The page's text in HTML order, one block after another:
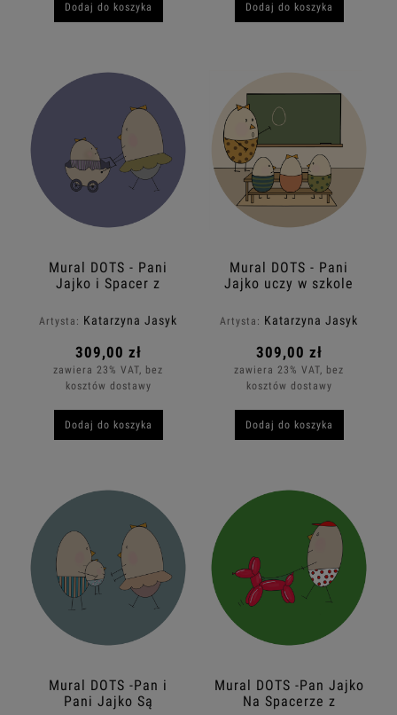
Dodaj do koszyka Dodaj do koszyka
Mural DOTS - Pani
Jajko i Spacer z
Artysta: Katarzyna Jasyk
309,00 zł
zawiera 23% VAT, bez
kosztów dostawy
Dodaj do koszyka
Mural DOTS - Pani
Jajko uczy w szkole
Artysta: Katarzyna Jasyk
309,00 zł
zawiera 23% VAT, bez
kosztów dostawy
Dodaj do koszyka
Mural DOTS -Pan i
Pani Jajko Są
Mural DOTS -Pan Jajko
Na Spacerze z